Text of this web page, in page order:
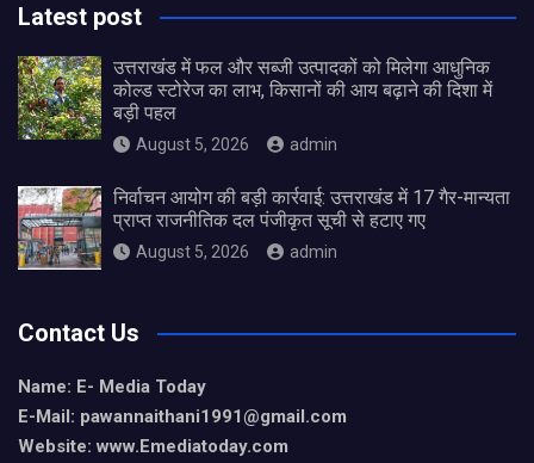
Latest post
उत्तराखंड में फल और सब्जी उत्पादकों को मिलेगा आधुनिक
कोल्ड स्टोरेज का लाभ, किसानों की आय बढ़ाने की दिशा में
बड़ी पहल
August 5, 2026 admin
निर्वाचन आयोग की बड़ी कार्रवाई: उत्तराखंड में 17 गैर-मान्यता
प्राप्त राजनीतिक दल पंजीकृत सूची से हटाए गए
August 5, 2026 admin
Contact Us
Name: E- Media Today
E-Mail: pawannaithani1991@gmail.com
Website: www.Emediatoday.com